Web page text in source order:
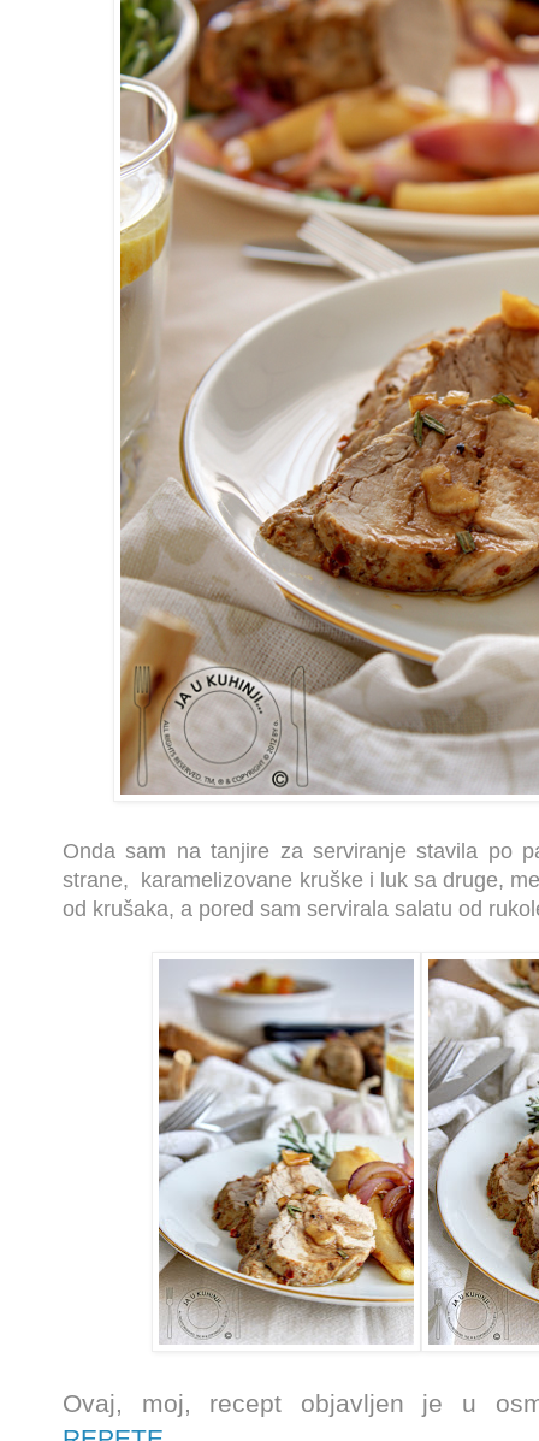
Onda sam na tanjire za serviranje stavila po
strane, karamelizovane kruške i luk sa druge,
od krušaka, a pored sam servirala salatu od
Ovaj, moj, recept objavljen je u